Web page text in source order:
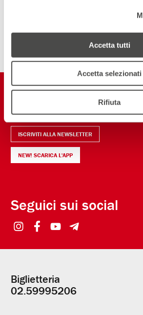
Accetta tutti
Accetta selezionati
Rifiuta
ISCRIVITI ALLA NEWSLETTER
Restiamo in
contatto
ISCRIVITI ALLA NEWSLETTER
NEW! SCARICA L'APP
Seguici sui social
Informazioni
utili
Biglietteria
02.59995206